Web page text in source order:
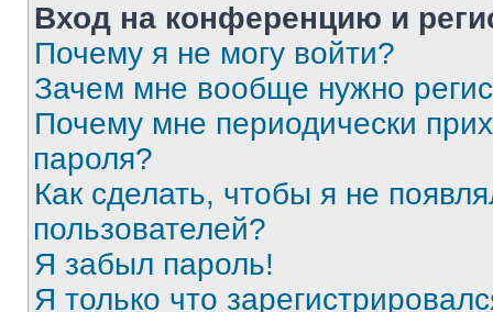
Вход на конференцию и
Почему я не могу войти?
Зачем мне вообще нужно
Почему мне периодически
пароля?
Как сделать, чтобы я не
пользователей?
Я забыл пароль!
Я только что